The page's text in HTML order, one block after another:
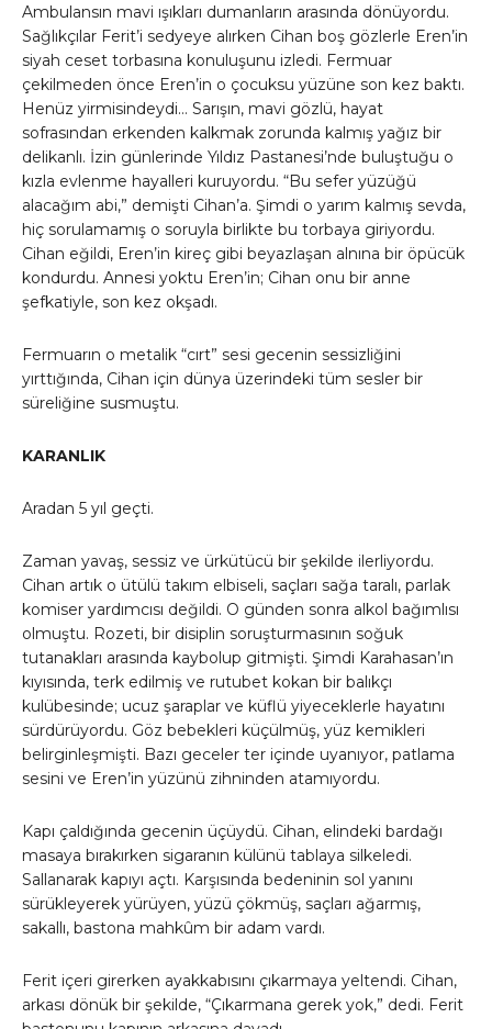
Ambulansın mavi ışıkları dumanların arasında dönüyordu.
Sağlıkçılar Ferit’i sedyeye alırken Cihan boş gözlerle Eren’in
siyah ceset torbasına konuluşunu izledi. Fermuar
çekilmeden önce Eren’in o çocuksu yüzüne son kez baktı.
Henüz yirmisindeydi… Sarışın, mavi gözlü, hayat
sofrasından erkenden kalkmak zorunda kalmış yağız bir
delikanlı. İzin günlerinde Yıldız Pastanesi’nde buluştuğu o
kızla evlenme hayalleri kuruyordu. “Bu sefer yüzüğü
alacağım abi,” demişti Cihan’a. Şimdi o yarım kalmış sevda,
hiç sorulamamış o soruyla birlikte bu torbaya giriyordu.
Cihan eğildi, Eren’in kireç gibi beyazlaşan alnına bir öpücük
kondurdu. Annesi yoktu Eren’in; Cihan onu bir anne
şefkatiyle, son kez okşadı.
Fermuarın o metalik “cırt” sesi gecenin sessizliğini
yırttığında, Cihan için dünya üzerindeki tüm sesler bir
süreliğine susmuştu.
KARANLIK
Aradan 5 yıl geçti.
Zaman yavaş, sessiz ve ürkütücü bir şekilde ilerliyordu.
Cihan artık o ütülü takım elbiseli, saçları sağa taralı, parlak
komiser yardımcısı değildi. O günden sonra alkol bağımlısı
olmuştu. Rozeti, bir disiplin soruşturmasının soğuk
tutanakları arasında kaybolup gitmişti. Şimdi Karahasan’ın
kıyısında, terk edilmiş ve rutubet kokan bir balıkçı
kulübesinde; ucuz şaraplar ve küflü yiyeceklerle hayatını
sürdürüyordu. Göz bebekleri küçülmüş, yüz kemikleri
belirginleşmişti. Bazı geceler ter içinde uyanıyor, patlama
sesini ve Eren’in yüzünü zihninden atamıyordu.
Kapı çaldığında gecenin üçüydü. Cihan, elindeki bardağı
masaya bırakırken sigaranın külünü tablaya silkeledi.
Sallanarak kapıyı açtı. Karşısında bedeninin sol yanını
sürükleyerek yürüyen, yüzü çökmüş, saçları ağarmış,
sakallı, bastona mahkûm bir adam vardı.
Ferit içeri girerken ayakkabısını çıkarmaya yeltendi. Cihan,
arkası dönük bir şekilde, “Çıkarmana gerek yok,” dedi. Ferit